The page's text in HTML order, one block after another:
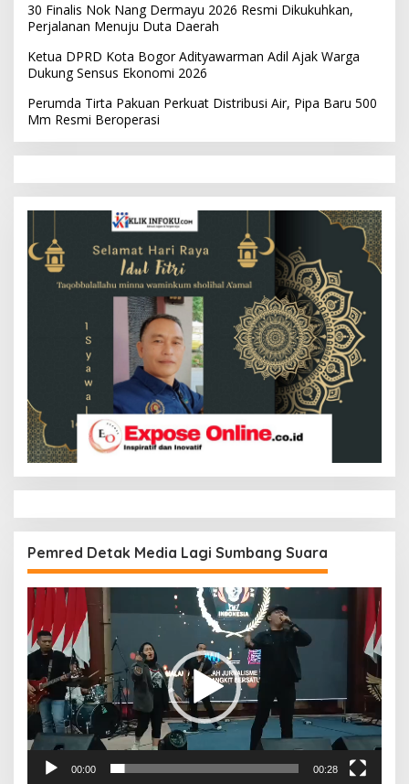
30 Finalis Nok Nang Dermayu 2026 Resmi Dikukuhkan,
Perjalanan Menuju Duta Daerah
Ketua DPRD Kota Bogor Adityawarman Adil Ajak Warga
Dukung Sensus Ekonomi 2026
Perumda Tirta Pakuan Perkuat Distribusi Air, Pipa Baru 500
Mm Resmi Beroperasi
Pemred Detak Media Lagi Sumbang Suara
Pemutar
Video
00:00 00:28